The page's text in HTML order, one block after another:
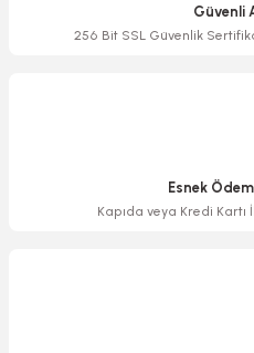
Ürün bilgilerinde hatalar
Güvenli
256 Bit SSL Güvenlik
Esnek
Kapıda veya Kredi Kartı